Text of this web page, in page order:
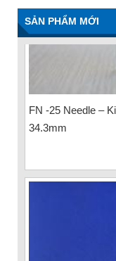
SẢN PHẨM MỚI
FN -25 Needle –
34.3mm